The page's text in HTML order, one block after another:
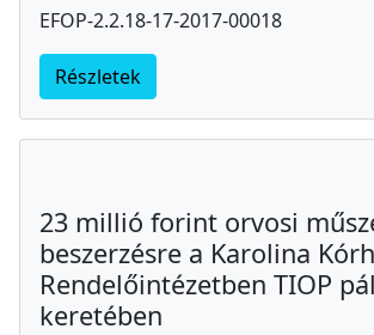
EFOP-2.2.18-17-2017-00018
Részletek
23 millió forint orvosi
beszerzésre a Karolina
Rendelőintézetben TIOP
keretében